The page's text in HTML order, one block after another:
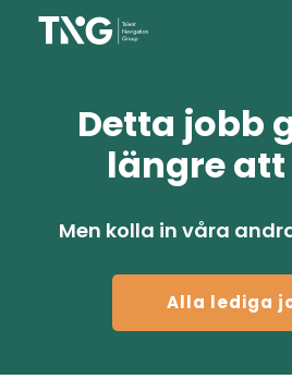
Detta jobb
längre att
Men kolla in våra
Alla lediga